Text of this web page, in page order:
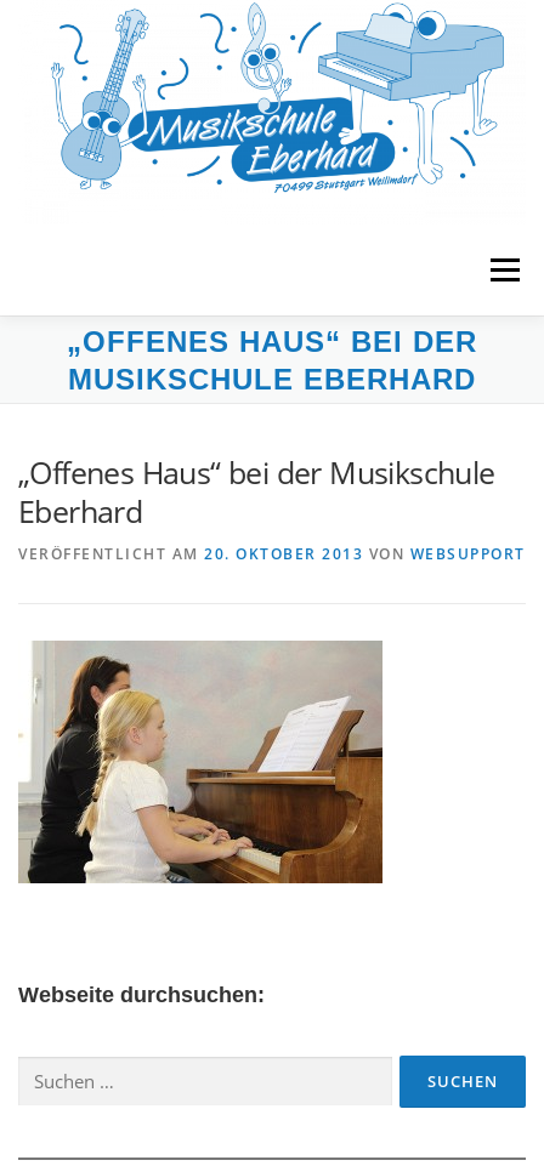
springen
Menü
START
VERANSTALTUNGEN
„OFFENES HAUS“ BEI DER
MUSIKSCHULE EBERHARD
„Offenes Haus“ bei der Musikschule
Eberhard
VERÖFFENTLICHT AM 20. OKTOBER 2013 VON WEBSUPPORT
Webseite durchsuchen:
nach: